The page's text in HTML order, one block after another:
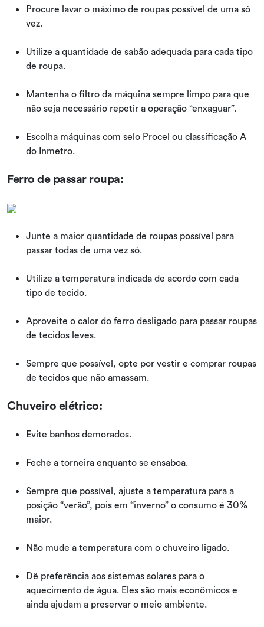
Procure lavar o máximo de roupas possível de uma só
vez.
Utilize a quantidade de sabão adequada para cada tipo
de roupa.
Mantenha o filtro da máquina sempre limpo para que
não seja necessário repetir a operação “enxaguar”.
Escolha máquinas com selo Procel ou classificação A
do Inmetro.
Ferro de passar roupa:
Junte a maior quantidade de roupas possível para
passar todas de uma vez só.
Utilize a temperatura indicada de acordo com cada
tipo de tecido.
Aproveite o calor do ferro desligado para passar roupas
de tecidos leves.
Sempre que possível, opte por vestir e comprar roupas
de tecidos que não amassam.
Chuveiro elétrico:
Evite banhos demorados.
Feche a torneira enquanto se ensaboa.
Sempre que possível, ajuste a temperatura para a
posição “verão”, pois em “inverno” o consumo é 30%
maior.
Não mude a temperatura com o chuveiro ligado.
Dê preferência aos sistemas solares para o
aquecimento de água. Eles são mais econômicos e
ainda ajudam a preservar o meio ambiente.